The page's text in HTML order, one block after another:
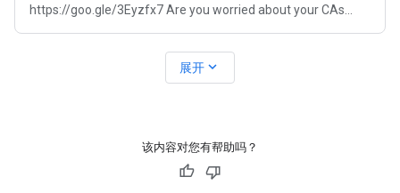
https://goo.gle/3Eyzfx7 Are you worried about your CAs
展开 expand_more
该内容对您有帮助吗？